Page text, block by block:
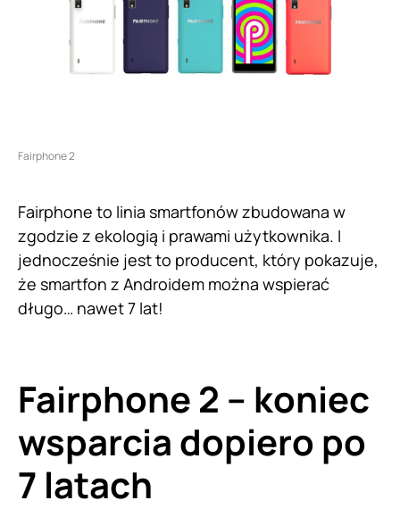
Fairphone 2
Fairphone to linia smartfonów zbudowana w
zgodzie z ekologią i prawami użytkownika. I
jednocześnie jest to producent, który pokazuje,
że smartfon z Androidem można wspierać
długo… nawet 7 lat!
Fairphone 2 – koniec
wsparcia dopiero po
7 latach